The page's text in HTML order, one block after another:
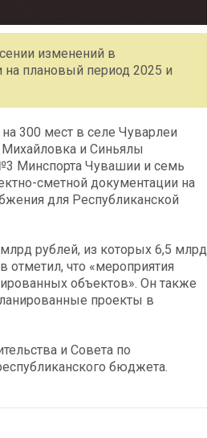
изменений в
плановый период 2025 и
300 мест в селе Чуварлеи
и Синьялы
Минспорта Чувашии и семь
сметной документации на
для Республиканской
рублей, из которых 6,5 млрд
отметил, что «мероприятия
объектов». Он также
проекты в
и Совета по
бюджета.